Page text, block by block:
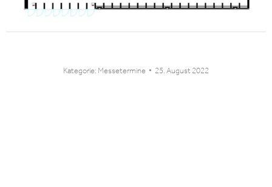
Kategorie: Messetermine 25. August 2022